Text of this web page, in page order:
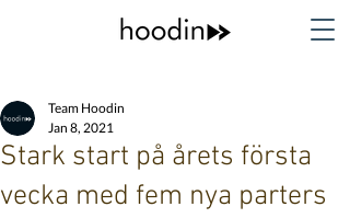
Stark start på årets första
vecka med fem nya parters
Team Hoodin
Jan 8, 2021